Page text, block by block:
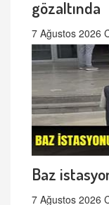
gözaltında
7 Ağustos 2026
Baz
7 Ağustos 2026